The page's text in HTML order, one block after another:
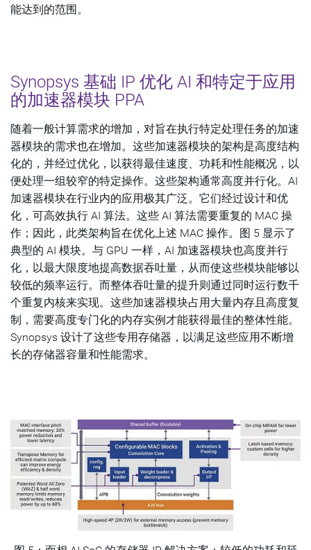
能达到的范围。
Synopsys 基础 IP 优化 AI 和特定于应用
的加速器模块 PPA
随着一般计算需求的增加，对旨在执行特定处理任务的加速
器模块的需求也在增加。这些加速器模块的架构是高度结构
化的，并经过优化，以获得最佳速度、功耗和性能概况，以
便处理一组较窄的特定操作。这些架构通常高度并行化。AI
加速器模块在行业内的应用极其广泛。它们经过设计和优
化，可高效执行 AI 算法。这些 AI 算法需要重复的 MAC 操
作；因此，此类架构旨在优化上述 MAC 操作。图 5 显示了
典型的 AI 模块。与 GPU 一样，AI 加速器模块也高度并行
化，以最大限度地提高数据吞吐量，从而使这些模块能够以
较低的频率运行。而整体吞吐量的提升则通过同时运行数千
个重复内核来实现。这些加速器模块占用大量内存且高度复
制，需要高度专门化的内存实例才能获得最佳的整体性能。
Synopsys 设计了这些专用存储器，以满足这些应用不断增
长的存储器容量和性能需求。